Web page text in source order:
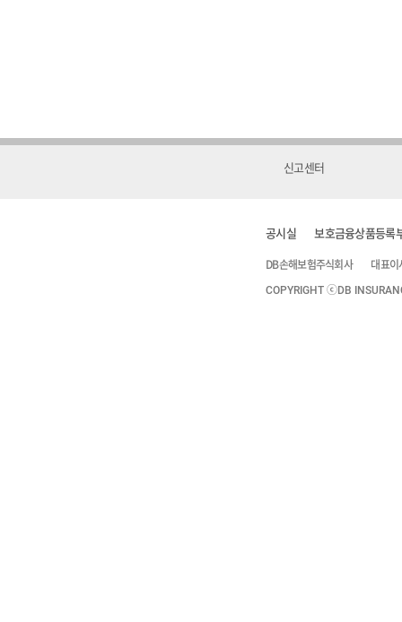
신고센터
공시실 보호금융상품등록
DB손해보험주식회사 대표이
COPYRIGHT ⓒDB